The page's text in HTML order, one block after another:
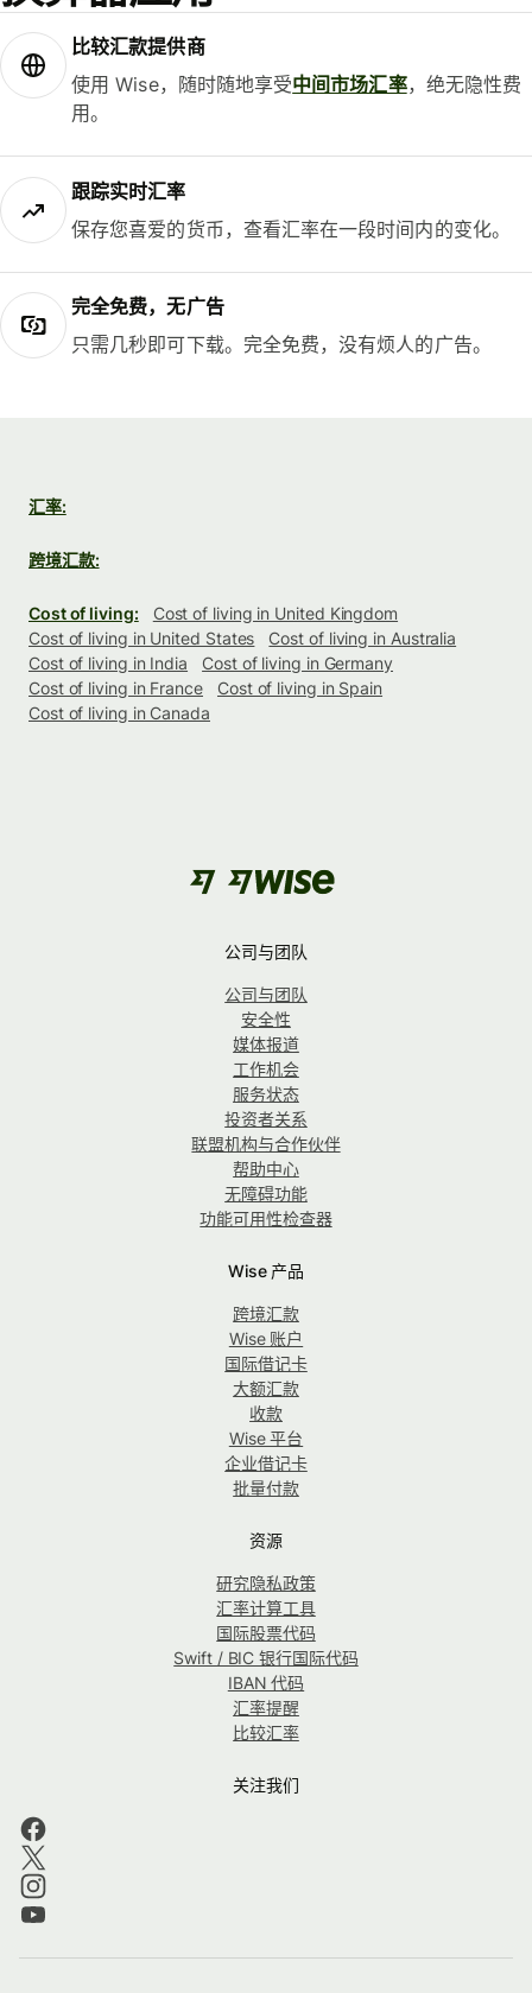
比较汇款提供商
使用 Wise，随时随地享受中间市场汇率，绝无隐性费
用。
跟踪实时汇率
保存您喜爱的货币，查看汇率在一段时间内的变化。
完全免费，无广告
只需几秒即可下载。完全免费，没有烦人的广告。
汇率:
跨境汇款:
Cost of living:
Cost of living in United Kingdom
Cost of living in United States
Cost of living in Australia
Cost of living in India
Cost of living in Germany
Cost of living in France
Cost of living in Spain
Cost of living in Canada
公司与团队
公司与团队
安全性
媒体报道
工作机会
服务状态
投资者关系
联盟机构与合作伙伴
帮助中心
无障碍功能
功能可用性检查器
Wise 产品
跨境汇款
Wise 账户
国际借记卡
大额汇款
收款
Wise 平台
企业借记卡
批量付款
资源
研究隐私政策
汇率计算工具
国际股票代码
Swift / BIC 银行国际代码
IBAN 代码
汇率提醒
比较汇率
关注我们